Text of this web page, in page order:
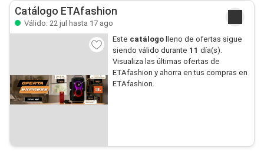
Catálogo ETAfashion
Válido: 22 jul hasta 17 ago
Este catálogo lleno de ofertas sigue
siendo válido durante 11 día(s).
Visualiza las últimas ofertas de
ETAfashion y ahorra en tus compras en
ETAfashion.